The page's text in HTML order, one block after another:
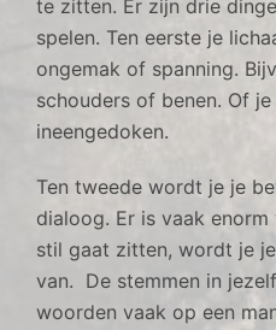
te zitten. Er zijn drie
spelen. Ten eerste je
ongemak of spanning.
schouders of benen. Of
ineengedoken.
Ten tweede wordt je je
dialoog. Er is vaak
stil gaat zitten, wordt je
van. De stemmen in
woorden vaak op een